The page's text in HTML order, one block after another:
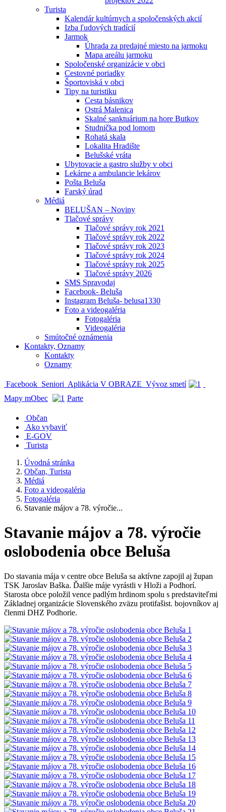
Turista
Kalendár kultúrnych a spoločenských akcií
Izba ľudových tradícií
Jarmok
Úhrada za predajné miesto na jarmoku
Mapa areálu jarmoku
Spoločenské organizácie v obci
Cestovné poriadky
Športoviská v obci
Tipy na turistiku
Cesta básnikov
Ostrá Malenica
Skalné sanktuárium na hore Butkov
Studnička pod lomom
Rohatá skala
Lokalita Hradište
Belušské vráta
Ubytovacie a gastro služby v obci
Lekárne a ambulancie lekárov
Pošta Beluša
Farský úrad
Médiá
BELUŠAN – Noviny
Tlačové správy
Tlačové správy rok 2021
Tlačové správy rok 2022
Tlačové správy rok 2023
Tlačové správy rok 2024
Tlačové správy rok 2025
Tlačové správy 2026
SMS Spravodaj
Facebook- Beluša
Instagram Beluša- belusa1330
Foto a videogaléria
Fotogaléria
Videogaléria
Smútočné oznámenia
Kontakty, Oznamy
Kontakty
Oznamy
Facebook Seniori Aplikácia V OBRAZE Vývoz smetí
Mapy mObec
Parte
Občan
Ako vybaviť
E-GOV
Turista
Úvodná stránka
Občan, Turista
Médiá
Foto a videogaléria
Fotogaléria
Stavanie májov a 78. výročie...
Stavanie májov a 78. výročie
oslobodenia obce Beluša
Do stavania mája v centre obce Beluša sa aktívne zapojil aj župan
TSK Jaroslav Baška. Ďalšie máje vyrástli v Hloži a Podhorí.
Starosta obce položil vence padlým hrdinom spolu s predstaviteľmi
Základnej organizácie Slovenského zväzu protifašist. bojovníkov aj
členmi DHZ Podhorie.